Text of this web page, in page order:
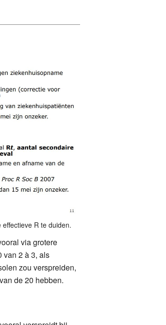
R te duiden.
via grotere
van 2 à 3, als
zou verspreiden,
de 20 hebben.